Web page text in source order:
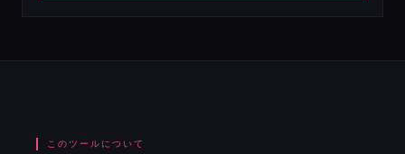
このツールについて